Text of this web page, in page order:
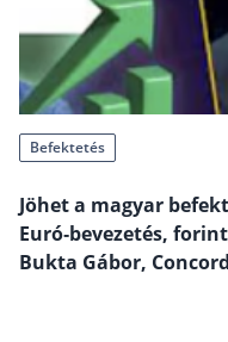
Befektetés
Jöhet a magyar
Euró‑bevezetés,
Bukta Gábor,